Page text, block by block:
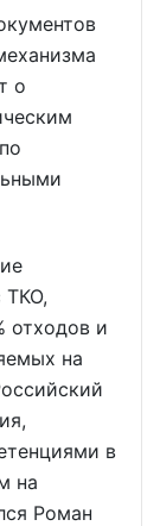
о
ТКО,
отходов и
на
в
на
Роман